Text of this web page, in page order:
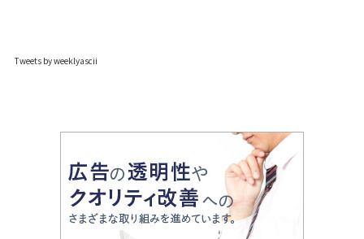
Tweets by weeklyascii